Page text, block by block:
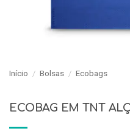
Início / Bolsas / Ecobags
ECOBAG EM TNT